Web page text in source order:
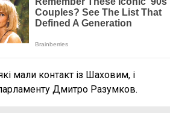
мали контакт із Шаховим, і
Дмитро Разумков.